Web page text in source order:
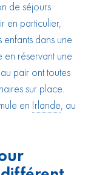
de séjours
en particulier,
dans une
en réservant une
pair ont toutes
sur place.
en Irlande, au